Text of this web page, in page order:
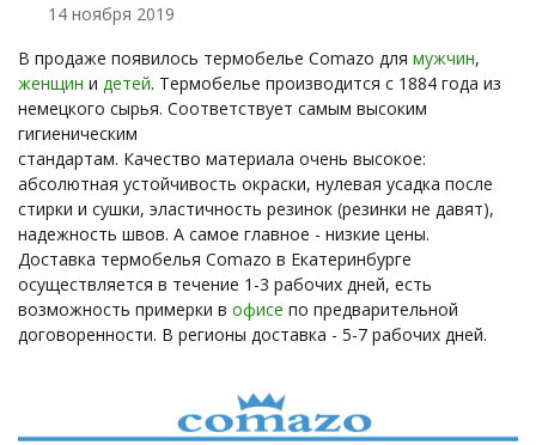
14 ноября 2019
В продаже появилось термобелье Comazo для мужчин,
женщин и детей. Термобелье производится с 1884 года из
немецкого сырья. Соответствует самым высоким
гигиеническим
стандартам. Качество материала очень высокое:
абсолютная устойчивость окраски, нулевая усадка после
стирки и сушки, эластичность резинок (резинки не давят),
надежность швов. А самое главное - низкие цены.
Доставка термобелья Comazo в Екатеринбурге
осуществляется в течение 1-3 рабочих дней, есть
возможность примерки в офисе по предварительной
договоренности. В регионы доставка - 5-7 рабочих дней.